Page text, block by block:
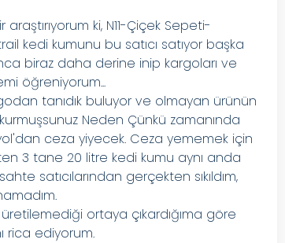
ki, N11-Çiçek Sepeti-
kedi kumunu bu satıcı satıyor başka
biraz daha derine inip kargoları ve
öğreniyorum...
tanıdık buluyor ve olmayan ürünün
kurmuşsunuz Neden Çünkü zamanında
ceza yiyecek. Ceza yememek için
3 tane 20 litre kedi kumu aynı anda
satıcılarından gerçekten sıkıldım,
ortaya çıkardığıma göre
rica ediyorum.